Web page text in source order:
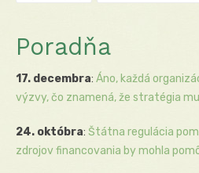
Poradňa
17. decembra: Áno, každá
výzvy, čo znamená, že stratégia
24. októbra: Štátna regulácia
zdrojov financovania by mohla